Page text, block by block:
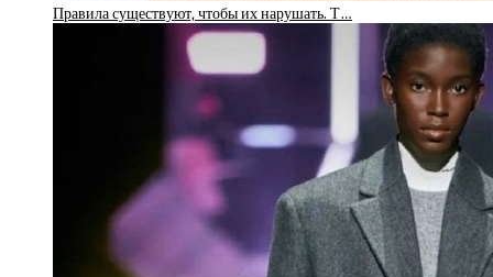
Правила существуют, чтобы их нарушать. Т…